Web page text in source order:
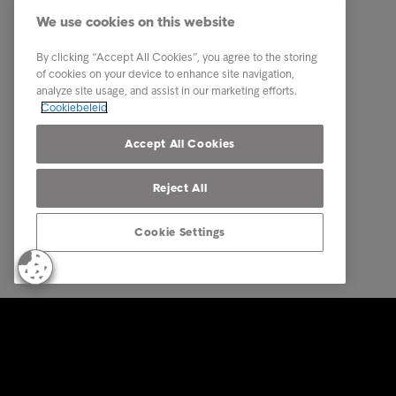
Herinnering ontvangen
Dit is Intrum
Contact
We use cookies on this website
By clicking “Accept All Cookies”, you agree to the storing
of cookies on your device to enhance site navigation,
analyze site usage, and assist in our marketing efforts.
Cookiebeleid
Accept All Cookies
Reject All
Cookie Settings